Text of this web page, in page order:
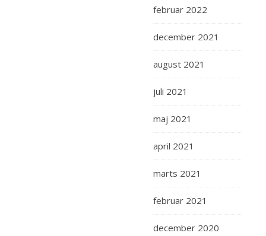
februar 2022
december 2021
august 2021
juli 2021
maj 2021
april 2021
marts 2021
februar 2021
december 2020